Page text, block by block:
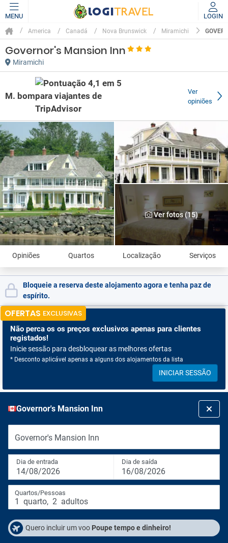
MENU LOGIN
America Canadá Nova Brunswick Miramichi
Governor's Mansion Inn
Miramichi
M. bom
Ver
opiniões
Ver fotos (15)
Opiniões Quartos Localização Serviços
Bloqueie a reserva deste alojamento agora e tenha paz de
espírito.
OFERTAS EXCLUSIVAS
Não perca os os preços exclusivos apenas para clientes
registados!
Inicie sessão para desbloquear as melhores ofertas
* Desconto aplicável apenas a alguns dos alojamentos da lista
INICIAR SESSÃO
Governor's Mansion Inn
Governor's Mansion Inn
Dia de entrada
14/08/2026
Dia de saída
16/08/2026
Quartos/Pessoas
1 quarto, 2 adultos
Quero incluir um voo Poupe tempo e dinheiro!